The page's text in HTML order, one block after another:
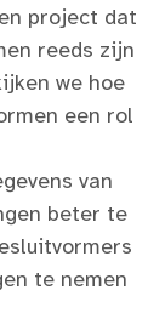
project dat
reeds zijn
we hoe
een rol
van
beter te
te nemen